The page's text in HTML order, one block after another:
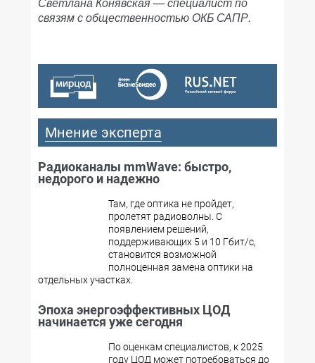
связям с общественностью ОКБ САПР.
Мнение эксперта
Радиоканалы mmWave: быстро,
недорого и надежно
Там, где оптика не пройдет,
пролетят радиоволны. С
появлением решений,
поддерживающих 5 и 10 Гбит/с,
становится возможной
полноценная замена оптики на
отдельных участках.
Эпоха энергоэффективных ЦОД
начинается уже сегодня
По оценкам специалистов, к 2025
году ЦОД может потребоваться до